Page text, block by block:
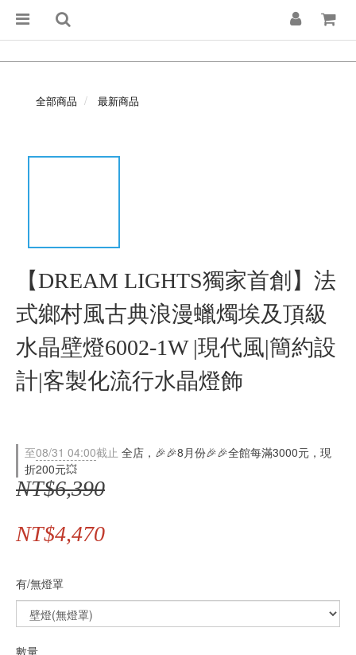
全部商品 最新商品
【DREAM LIGHTS獨家首創】法
式鄉村風古典浪漫蠟燭埃及頂級
水晶壁燈6002-1W |現代風|簡約設
計|客製化流行水晶燈飾
至08/31 04:00截止 全店，🎉🎉8月份🎉🎉全館每滿3000元，現
折200元💥
NT$6,390
NT$4,470
有/無燈罩
數量